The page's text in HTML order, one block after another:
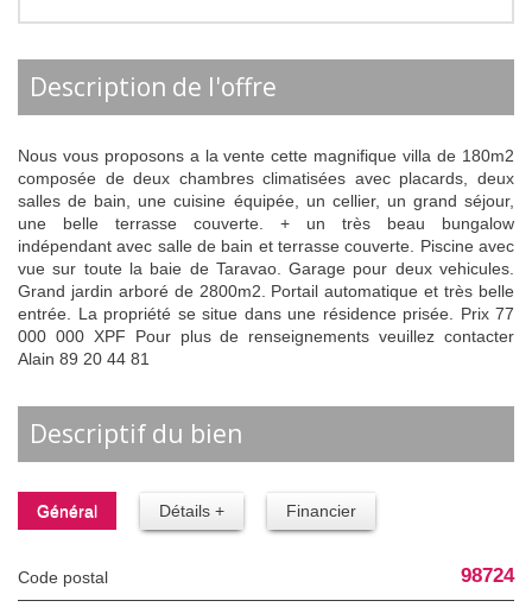
description de l'offre
Nous vous proposons a la vente cette magnifique villa de 180m2
composée de deux chambres climatisées avec placards, deux
salles de bain, une cuisine équipée, un cellier, un grand séjour,
une belle terrasse couverte. + un très beau bungalow
indépendant avec salle de bain et terrasse couverte. Piscine avec
vue sur toute la baie de Taravao. Garage pour deux vehicules.
Grand jardin arboré de 2800m2. Portail automatique et très belle
entrée. La propriété se situe dans une résidence prisée. Prix 77
000 000 XPF Pour plus de renseignements veuillez contacter
Alain 89 20 44 81
descriptif du bien
Général Détails + Financier
Code postal 98724